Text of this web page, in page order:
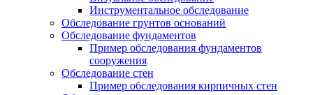
Инструментальное обследование
Обследование грунтов оснований
Обследование фундаментов
Пример обследования фундаментов
сооружения
Обследование стен
Пример обследования кирпичных стен